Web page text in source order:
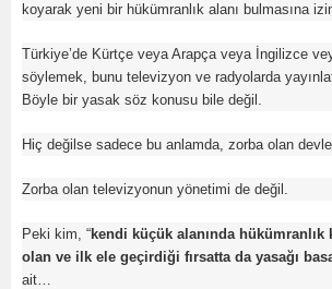
koyarak yeni bir hükümranlık alanı bulmasına
Türkiye’de Kürtçe veya Arapça veya İngilizce
söylemek, bunu televizyon ve radyolarda
Böyle bir yasak söz konusu bile değil.
Hiç değilse sadece bu anlamda, zorba olan
Zorba olan televizyonun yönetimi de değil.
Peki kim, “kendi küçük alanında hükümranlık
olan ve ilk ele geçirdiği fırsatta da yasağı
ait…